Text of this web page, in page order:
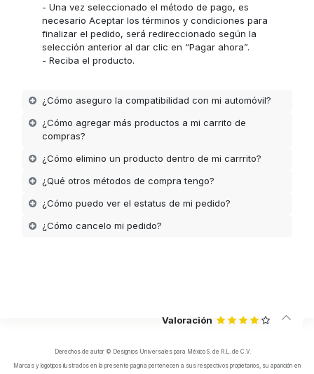
- Una vez seleccionado el método de pago, es
necesario Aceptar los términos y condiciones para
finalizar el pedido, será redireccionado según la
selección anterior al dar clic en “Pagar ahora”.
- Reciba el producto.
¿Cómo aseguro la compatibilidad con mi automóvil?
¿Cómo agregar más productos a mi carrito de
compras?
¿Cómo elimino un producto dentro de mi carrrito?
¿Qué otros métodos de compra tengo?
¿Cómo puedo ver el estatus de mi pedido?
¿Cómo cancelo mi pedido?
Valoración
Derechos de autor © Designios Universales para México S. de R.L. de C.V.
Marcas y logotipos ilustrados en la presente pagina pertenecen a sus respectivos propietarios, su aparición en